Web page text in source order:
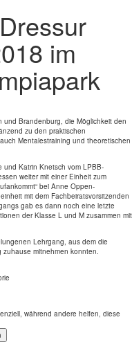
im
Brandenburg, die Möglichkeit den
zu den praktischen
Mentalestraining und theoretischen
und Katrin Knetsch vom LPBB-
weiter mit einer Einheit zum
bei Anne Oppen-
mit dem Fachbeiratsvorsitzenden
gab es dann noch eine letzte
der Klasse L und M zusammen mit
Lehrgang, aus dem die
zuhause mitnehmen konnten.
während andere helfen, diese